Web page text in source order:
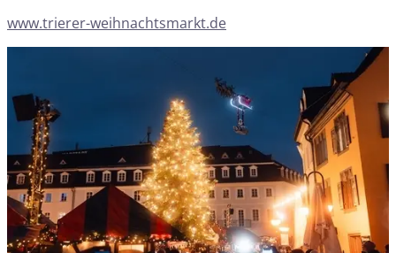
www.trierer-weihnachtsmarkt.de